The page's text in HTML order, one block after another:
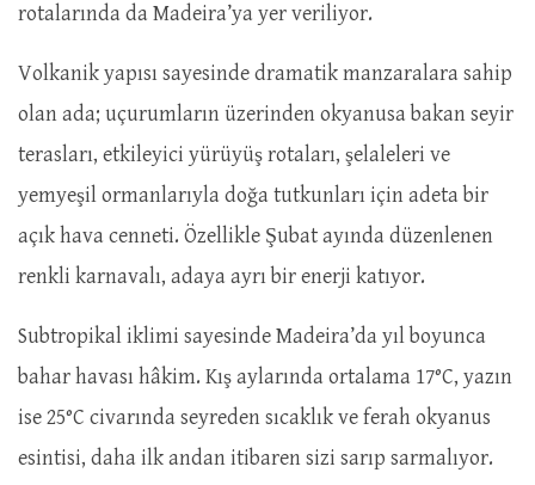
rotalarında da Madeira’ya yer veriliyor.
Volkanik yapısı sayesinde dramatik manzaralara sahip
olan ada; uçurumların üzerinden okyanusa bakan seyir
terasları, etkileyici yürüyüş rotaları, şelaleleri ve
yemyeşil ormanlarıyla doğa tutkunları için adeta bir
açık hava cenneti. Özellikle Şubat ayında düzenlenen
renkli karnavalı, adaya ayrı bir enerji katıyor.
Subtropikal iklimi sayesinde Madeira’da yıl boyunca
bahar havası hâkim. Kış aylarında ortalama 17°C, yazın
ise 25°C civarında seyreden sıcaklık ve ferah okyanus
esintisi, daha ilk andan itibaren sizi sarıp sarmalıyor.